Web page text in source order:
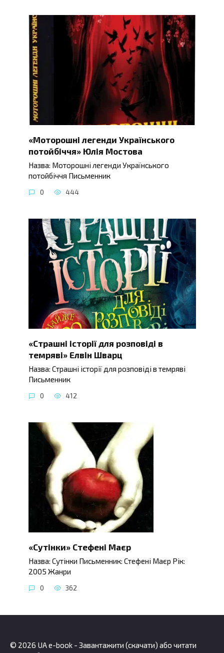
«Моторошні легенди Українського
потойбіччя» Юлія Мостова
Назва: Моторошні легенди Українського
потойбіччя Письменник
0 444
«Страшні історії для розповіді в
темряві» Елвін Шварц
Назва: Страшні історії для розповіді в темряві
Письменник
0 412
«Сутінки» Стефені Маєр
Назва: Сутінки Письменник: Стефені Маєр Рік:
2005 Жанри
0 362
© 2026 UA e-book - Завантажити (скачати) або читати